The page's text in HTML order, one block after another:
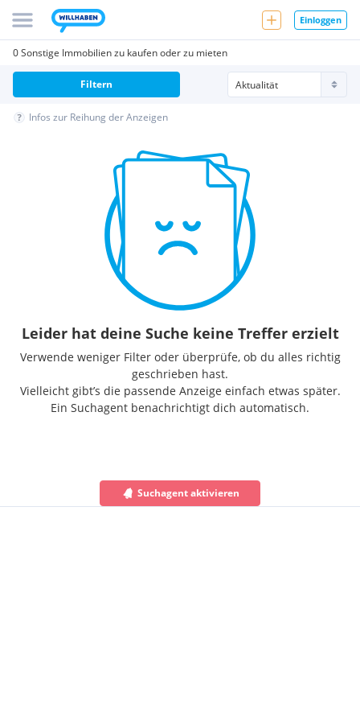
Einloggen
0 Sonstige Immobilien zu kaufen oder zu mieten
Filtern
Infos zur Reihung der Anzeigen
Leider hat deine Suche keine Treffer erzielt
Verwende weniger Filter oder überprüfe, ob du alles richtig
geschrieben hast.
Vielleicht gibt’s die passende Anzeige einfach etwas später.
Ein Suchagent benachrichtigt dich automatisch.
Suchagent aktivieren